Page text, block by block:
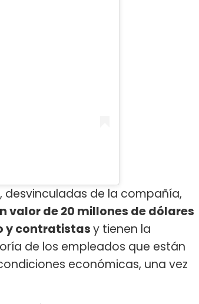
desvinculadas de la compañía,
valor de 20 millones de dólares
y contratistasy tienen la
de los empleados que están
económicas, una vez